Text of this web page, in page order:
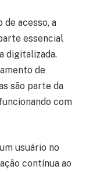
acesso, a
essencial
digitalizada.
de
são parte da
com
usuário no
contínua ao